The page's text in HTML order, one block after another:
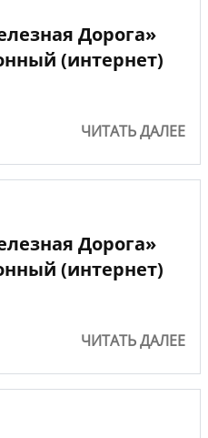
Дорога»
(интернет)
ЧИТАТЬ ДАЛЕЕ
Дорога»
(интернет)
ЧИТАТЬ ДАЛЕЕ